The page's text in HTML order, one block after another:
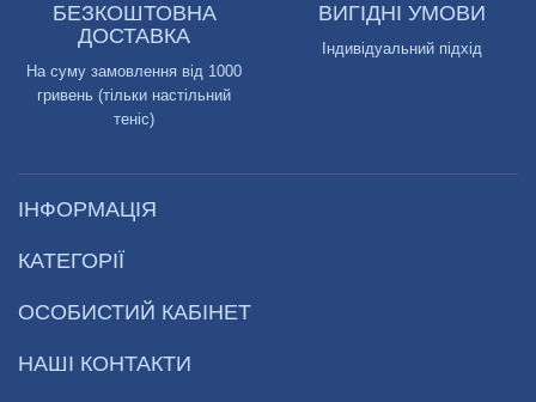
БЕЗКОШТОВНА
ДОСТАВКА
На суму замовлення від 1000
гривень (тільки настільний
теніс)
ВИГІДНІ УМОВИ
Індивідуальний підхід
ІНФОРМАЦІЯ
КАТЕГОРІЇ
ОСОБИСТИЙ КАБІНЕТ
НАШІ КОНТАКТИ